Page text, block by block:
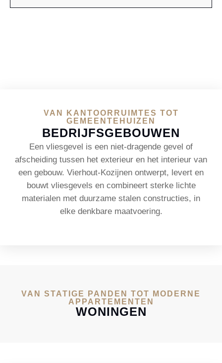
VAN KANTOORRUIMTES TOT
GEMEENTEHUIZEN
BEDRIJFSGEBOUWEN
Een vliesgevel is een niet-dragende gevel of
afscheiding tussen het exterieur en het interieur van
een gebouw. Vierhout-Kozijnen ontwerpt, levert en
bouwt vliesgevels en combineert sterke lichte
materialen met duurzame stalen constructies, in
elke denkbare maatvoering.
VAN STATIGE PANDEN TOT MODERNE
APPARTEMENTEN
WONINGEN